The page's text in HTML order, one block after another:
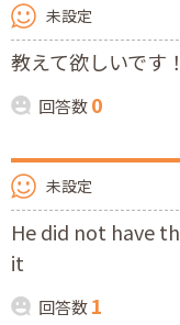
未設定
教えて欲しいです！
回答数0
未設定
He did not have
it
回答数1